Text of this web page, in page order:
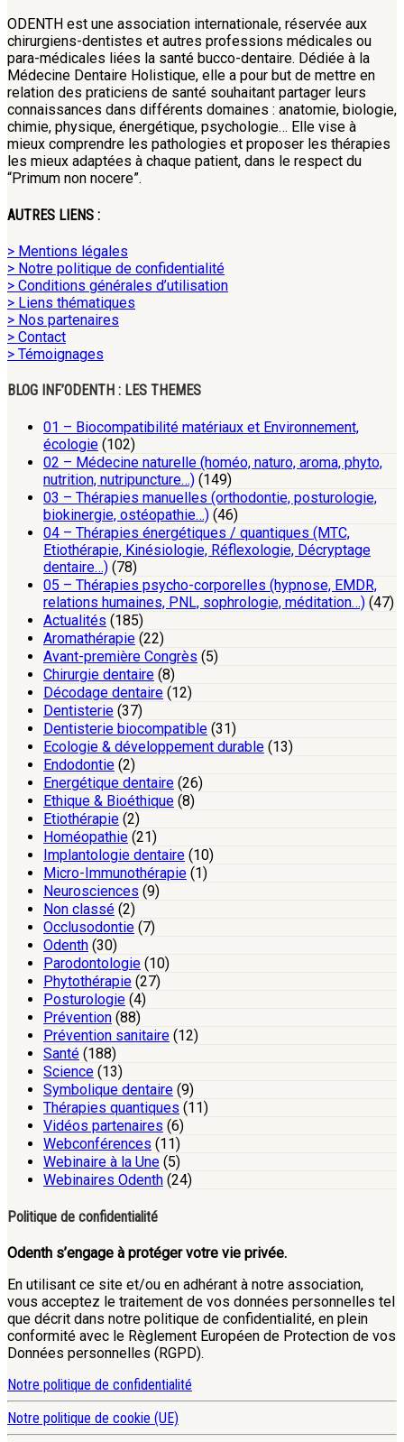
ODENTH est une association internationale, réservée aux
chirurgiens-dentistes et autres professions médicales ou
para-médicales liées la santé bucco-dentaire. Dédiée à la
Médecine Dentaire Holistique, elle a pour but de mettre en
relation des praticiens de santé souhaitant partager leurs
connaissances dans différents domaines : anatomie, biologie,
chimie, physique, énergétique, psychologie… Elle vise à
mieux comprendre les pathologies et proposer les thérapies
les mieux adaptées à chaque patient, dans le respect du
“Primum non nocere”.
AUTRES LIENS :
> Mentions légales
> Notre politique de confidentialité
> Conditions générales d’utilisation
> Liens thématiques
> Nos partenaires
> Contact
> Témoignages
BLOG INF’ODENTH : LES THEMES
01 – Biocompatibilité matériaux et Environnement,
écologie (102)
02 – Médecine naturelle (homéo, naturo, aroma, phyto,
nutrition, nutripuncture…) (149)
03 – Thérapies manuelles (orthodontie, posturologie,
biokinergie, ostéopathie…) (46)
04 – Thérapies énergétiques / quantiques (MTC,
Etiothérapie, Kinésiologie, Réflexologie, Décryptage
dentaire…) (78)
05 – Thérapies psycho-corporelles (hypnose, EMDR,
relations humaines, PNL, sophrologie, méditation…) (47)
Actualités (185)
Aromathérapie (22)
Avant-première Congrès (5)
Chirurgie dentaire (8)
Décodage dentaire (12)
Dentisterie (37)
Dentisterie biocompatible (31)
Ecologie & développement durable (13)
Endodontie (2)
Energétique dentaire (26)
Ethique & Bioéthique (8)
Etiothérapie (2)
Homéopathie (21)
Implantologie dentaire (10)
Micro-Immunothérapie (1)
Neurosciences (9)
Non classé (2)
Occlusodontie (7)
Odenth (30)
Parodontologie (10)
Phytothérapie (27)
Posturologie (4)
Prévention (88)
Prévention sanitaire (12)
Santé (188)
Science (13)
Symbolique dentaire (9)
Thérapies quantiques (11)
Vidéos partenaires (6)
Webconférences (11)
Webinaire à la Une (5)
Webinaires Odenth (24)
Politique de confidentialité
Odenth s’engage à protéger votre vie privée.
En utilisant ce site et/ou en adhérant à notre association,
vous acceptez le traitement de vos données personnelles tel
que décrit dans notre politique de confidentialité, en plein
conformité avec le Règlement Européen de Protection de vos
Données personnelles (RGPD).
Notre politique de confidentialité
Notre politique de cookie (UE)